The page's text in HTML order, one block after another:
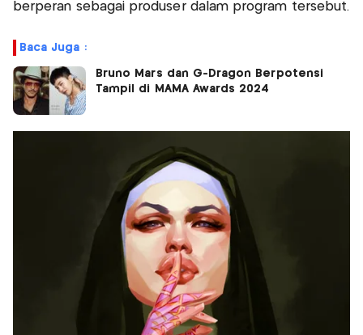
berperan sebagai produser dalam program tersebut.
Baca Juga :
Bruno Mars dan G-Dragon Berpotensi
Tampil di MAMA Awards 2024